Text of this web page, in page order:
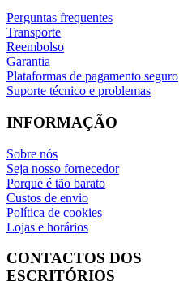
Perguntas frequentes
Transporte
Reembolso
Garantia
Plataformas de pagamento seguro
Suporte técnico e problemas
INFORMAÇÃO
Sobre nós
Seja nosso fornecedor
Porque é tão barato
Custos de envio
Política de cookies
Lojas e horários
CONTACTOS DOS
ESCRITÓRIOS